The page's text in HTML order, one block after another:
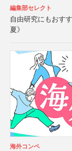
編集部セレクト
自由研究にもおす
夏》
海外コンペ